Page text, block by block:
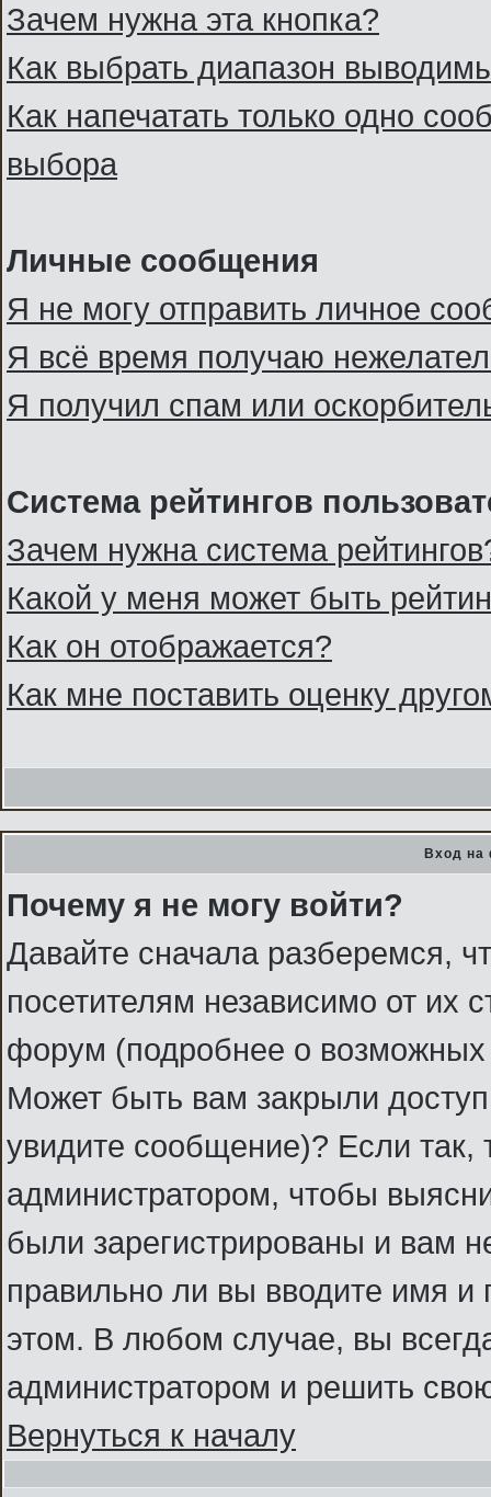
Зачем нужна эта кнопка?
Как выбрать диапазон
Как напечатать только одно
выбора
Личные сообщения
Я не могу отправить личное
Я всё время получаю
Я получил спам или
Система рейтингов
Зачем нужна система
Какой у меня может быть
Как он отображается?
Как мне поставить оценку
Вход на
Почему я не могу войти?
Давайте сначала разберемся,
посетителям независимо от их
форум (подробнее о возможных
Может быть вам закрыли
увидите сообщение)? Если так,
администратором, чтобы
были зарегистрированы и вам
правильно ли вы вводите имя
этом. В любом случае, вы
администратором и решить
Вернуться к началу